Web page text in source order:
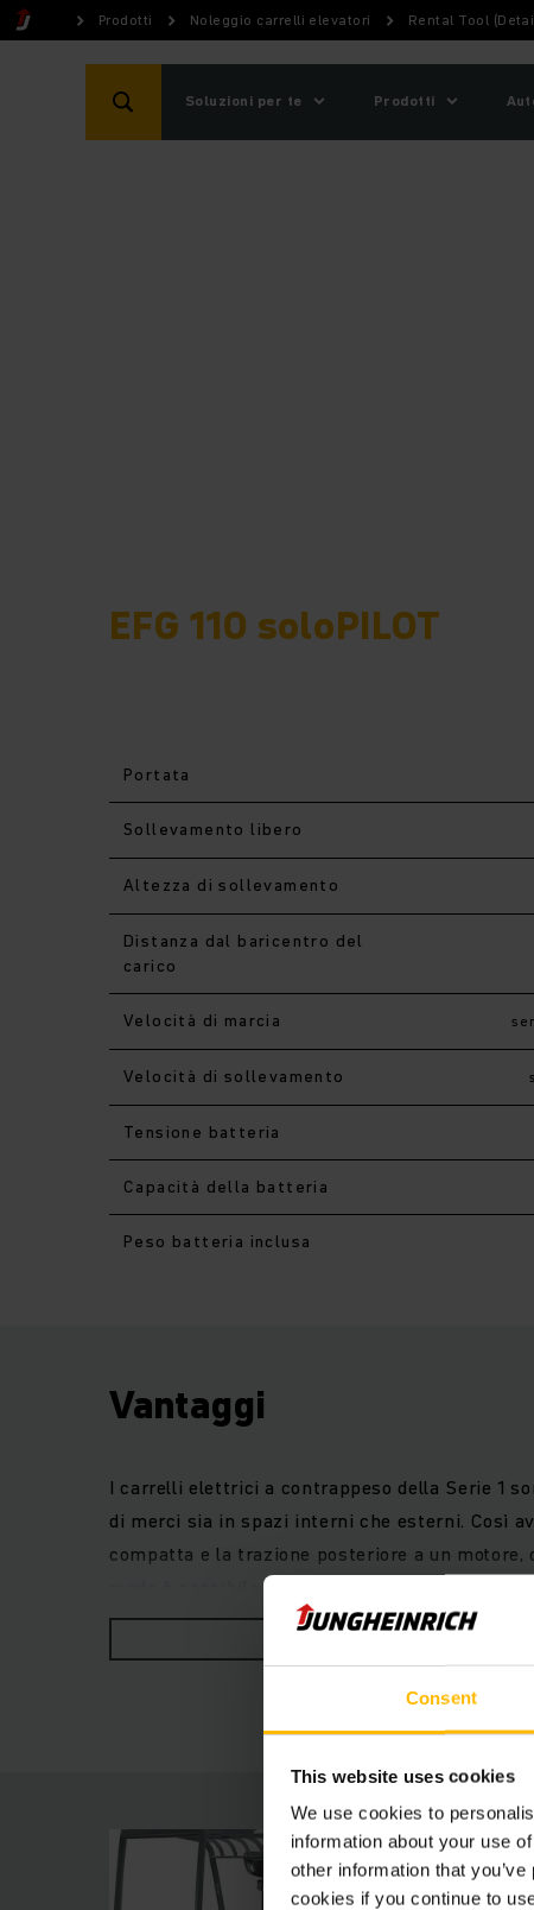
Consent
This website uses cookies
We use cookies to
information about your use
other information that
cookies if you continue to
Prodotti Noleggio carrelli elevatori Rental Tool
Soluzioni per te Prodotti
EFG 110 soloPILOT
Portata
Sollevamento libero
Altezza di sollevamento
Distanza dal baricentro del
carico
Velocità di marcia
Velocità di sollevamento
Tensione batteria
Capacità della batteria
Peso batteria inclusa
Vantaggi
I carrelli elettrici a contrappeso della Serie 1
di merci sia in spazi interni che esterni. Così
compatta e la trazione posteriore a un
modo è possibile eseguire le manovre
carico e lo scarico dei camion. Le nostre
di trazione e sollevamento a tecnologia trifase
marcia sicuro e in condizioni di lavoro
MOSTRA DI PIÙ